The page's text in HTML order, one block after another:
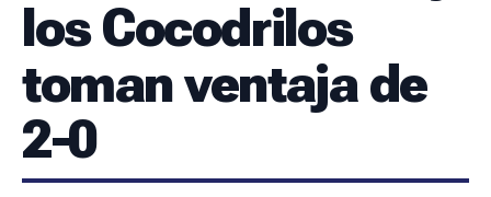
POSTEMPORADA
POSICIONES
SUBVALORADOS DEL BÉISBOL CUBANO
SERIES NACIONALES
EVENTOS INTERNACIONALES
CLÁSICO MUNDIAL DE BÉISBOL 2026
los Cocodrilos
toman ventaja de
2-0